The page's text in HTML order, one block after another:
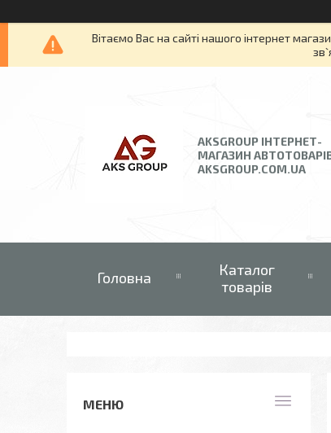
Вітаємо Вас на сайті нашого інтернет
AKSGROUP ІНТЕРНЕТ-
МАГАЗИН
AKSGROUP.COM.UA
Головна
Каталог
товарів